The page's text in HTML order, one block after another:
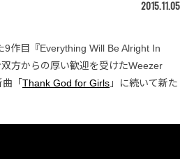
2015.11.05
9作目『Everything Will Be Alright In
方からの厚い歓迎を受けたWeezer
「 Thank God for Girls 」に続いて新た